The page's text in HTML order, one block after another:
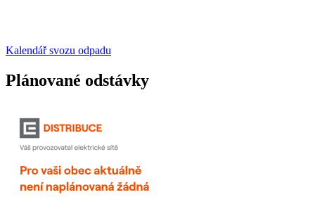
Kalendář svozu odpadu
Plánované odstávky